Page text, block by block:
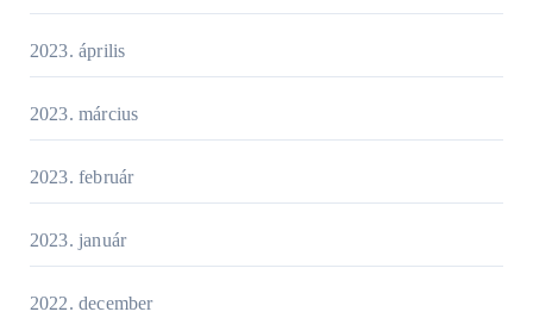
2023. április
2023. március
2023. február
2023. január
2022. december